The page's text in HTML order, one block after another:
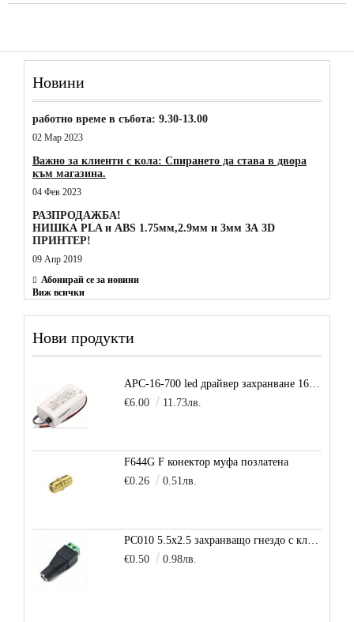
Новини
работно време в събота: 9.30-13.00
02 Мар 2023
Важно за клиенти с кола: Спирането да става в двора
към магазина.
04 Фев 2023
РАЗПРОДАЖБА!
НИШКА PLA и ABS 1.75мм,2.9мм и 3мм ЗА 3D
ПРИНТЕР!
09 Апр 2019
Абонирай се за новини
Виж всички
Нови продукти
APC-16-700 led драйвер захранване 16.8W 700mA
€6.00
11.73лв.
F644G F конектор муфа позлатена
€0.26
0.51лв.
PC010 5.5x2.5 захранващо гнездо с клема за кабел
€0.50
0.98лв.